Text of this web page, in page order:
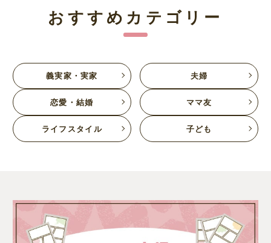
おすすめカテゴリー
義実家・実家 夫婦
恋愛・結婚 ママ友
ライフスタイル 子ども